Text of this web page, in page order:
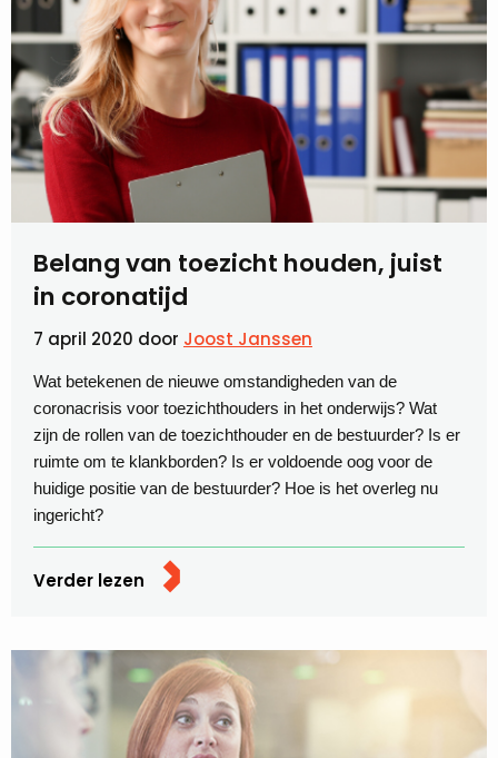
Belang van toezicht houden, juist
in coronatijd
7 april 2020 door Joost Janssen
Wat betekenen de nieuwe omstandigheden van de
coronacrisis voor toezichthouders in het onderwijs? Wat
zijn de rollen van de toezichthouder en de bestuurder? Is er
ruimte om te klankborden? Is er voldoende oog voor de
huidige positie van de bestuurder? Hoe is het overleg nu
ingericht?
Verder lezen